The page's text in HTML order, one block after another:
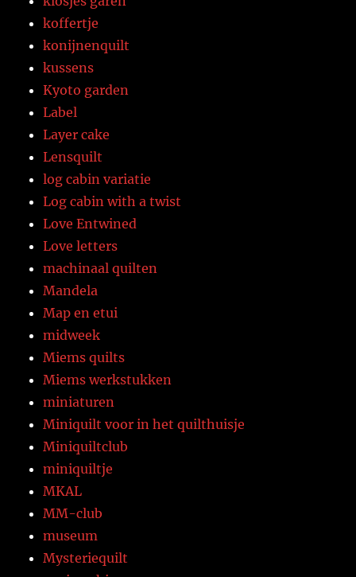
koffertje
konijnenquilt
kussens
Kyoto garden
Label
Layer cake
Lensquilt
log cabin variatie
Log cabin with a twist
Love Entwined
Love letters
machinaal quilten
Mandela
Map en etui
midweek
Miems quilts
Miems werkstukken
miniaturen
Miniquilt voor in het quilthuisje
Miniquiltclub
miniquiltje
MKAL
MM-club
museum
Mysteriequilt